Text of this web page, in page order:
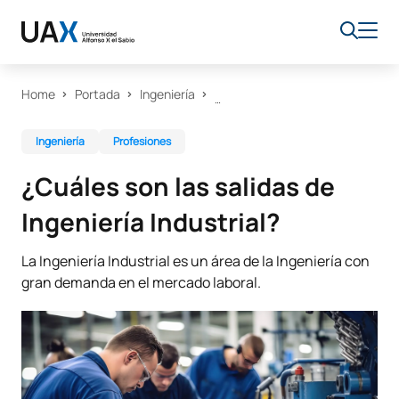
Home Portada Ingeniería
Ingeniería Profesiones
¿Cuáles son las salidas de
Ingeniería Industrial?
La Ingeniería Industrial es un área de la Ingeniería con
gran demanda en el mercado laboral.